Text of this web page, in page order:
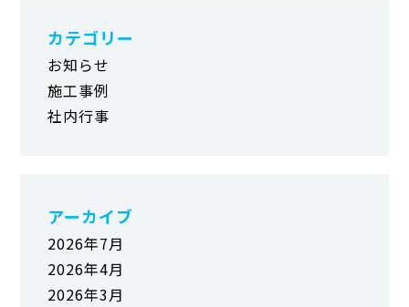
カテゴリー
お知らせ
施工事例
社内行事
アーカイブ
2026年7月
2026年4月
2026年3月